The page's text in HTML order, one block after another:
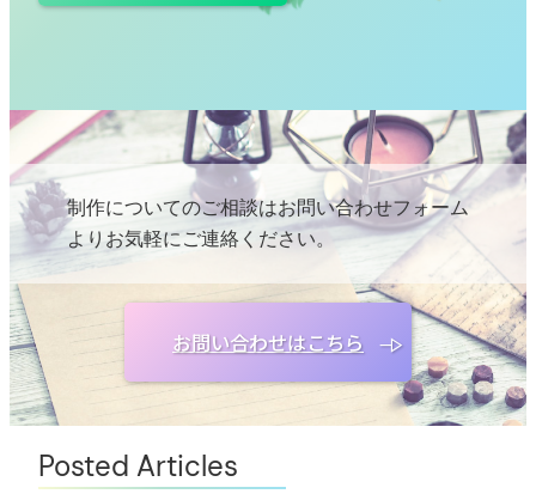
制作についてのご相談はお問い合わせフォーム
よりお気軽にご連絡ください。
お問い合わせはこちら
Posted Articles